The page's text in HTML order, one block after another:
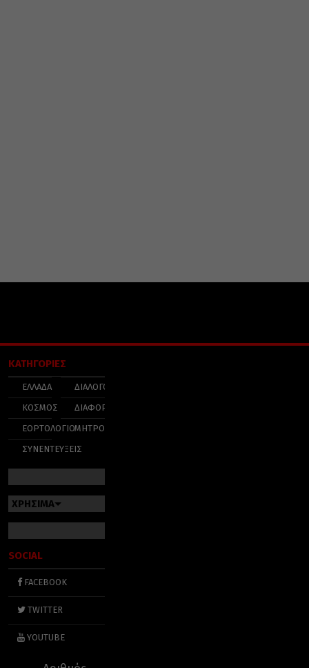
ΚΑΤΗΓΟΡΙΕΣ
ΕΛΛΑΔΑ
ΚΟΣΜΟΣ
ΕΟΡΤΟΛΟΓΙΟ
ΣΥΝΕΝΤΕΥΞΕΙΣ
ΔΙΑΛΟΓΟΣ
ΔΙΑΦΟΡΑ
ΜΗΤΡΟΠΟΛΕΙΣ
ΧΡΗΣΙΜΑ
SOCIAL
FACEBOOK
TWITTER
YOUTUBE